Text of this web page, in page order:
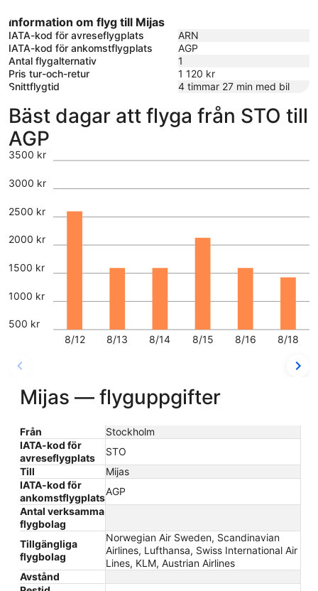
Information om flyg till Mijas
IATA-kod för avreseflygplats
ARN
IATA-kod för ankomstflygplats
AGP
Antal flygalternativ
1
Pris tur-och-retur
1 120 kr
Snittflygtid
4 timmar 27 min med bil
Bäst dagar att flyga från STO till
AGP
8/12 8/13 8/14 8/15 8/16 8/18
500 kr
1000 kr
1500 kr
2000 kr
2500 kr
3000 kr
3500 kr
Mijas — flyguppgifter
Från
Stockholm
IATA-kod för
avreseflygplats
STO
Till
Mijas
IATA-kod för
ankomstflygplats
AGP
Antal verksamma
flygbolag
Tillgängliga
flygbolag
Norwegian Air Sweden, Scandinavian
Airlines, Lufthansa, Swiss International Air
Lines, KLM, Austrian Airlines
Avstånd